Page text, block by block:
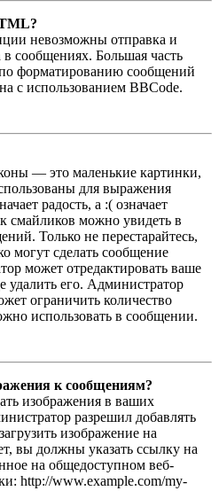
невозможны отправка и
сообщениях. Большая часть
форматированию сообщений
с использованием BBCode.
— это маленькие картинки,
для выражения
радость, а :( означает
смайликов можно увидеть в
Только не перестарайтесь,
могут сделать сообщение
может отредактировать ваше
удалить его. Администратор
ограничить количество
использовать в сообщении.
к сообщениям?
изображения в ваших
разрешил добавлять
изображение на
вы должны указать ссылку на
на общедоступном веб-
http://www.example.com/my-